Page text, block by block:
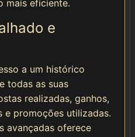
mais eficiente.
e
a um histórico
todas as suas
realizadas, ganhos,
e promoções utilizadas.
avançadas oferece